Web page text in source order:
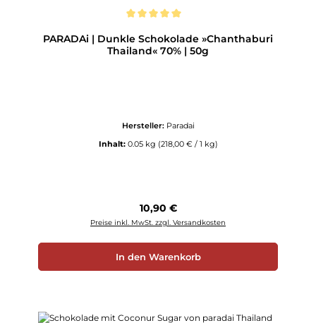
PARADAi | Dunkle Schokolade »Chanthaburi
Thailand« 70% | 50g
Hersteller: Paradai
Inhalt: 0.05 kg (218,00 € / 1 kg)
Regulärer Preis:
10,90 €
Preise inkl. MwSt. zzgl. Versandkosten
In den Warenkorb